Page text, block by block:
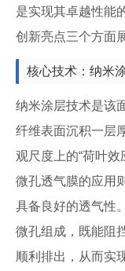
是实现其卓越性能
创新亮点三个方面
核心技术：纳米
纳米涂层技术是该
纤维表面沉积一层
观尺度上的“荷叶效
微孔透气膜的应用
具备良好的透气性
微孔组成，既能阻
顺利排出，从而实